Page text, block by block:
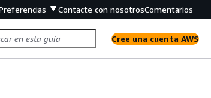
Contacte con nosotrosComentarios
Cree una cuenta AWS